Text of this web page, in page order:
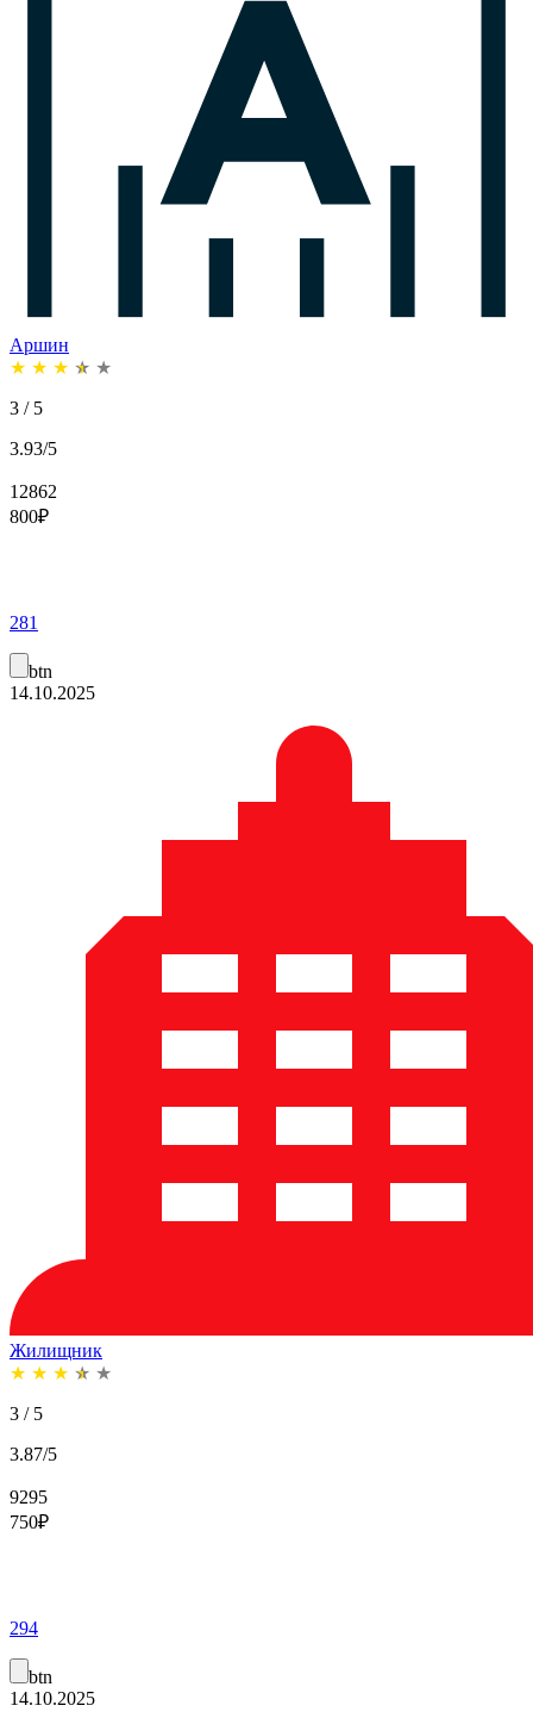
Аршин
★ ★ ★ ★ ★
3 / 5
3.93/5
12862
800₽
281
btn
14.10.2025
Жилищник
★ ★ ★ ★ ★
3 / 5
3.87/5
9295
750₽
294
btn
14.10.2025